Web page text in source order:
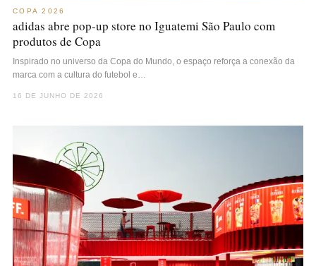
COPA 2026
adidas abre pop-up store no Iguatemi São Paulo com
produtos de Copa
Inspirado no universo da Copa do Mundo, o espaço reforça a conexão da
marca com a cultura do futebol e…
16 DE JUNHO DE 2026